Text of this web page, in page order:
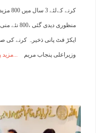
کرنے
ایکڑ فٹ پانی ذخیرہ کرنے کی
وزیراعلی پنجاب مریم مزید